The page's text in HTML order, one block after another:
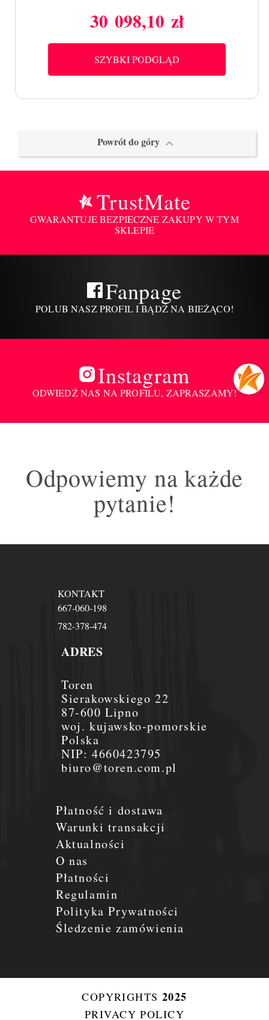
Cena
30 098,10 zł
SZYBKI PODGLĄD
Powrót do góry 
TrustMate
GWARANTUJE BEZPIECZNE ZAKUPY W TYM
SKLEPIE
Fanpage
POLUB NASZ PROFIL I BĄDŹ NA BIEŻĄCO!
Instagram
ODWIEDŹ NAS NA PROFILU, ZAPRASZAMY!
Odpowiemy na każde
pytanie!
Płatność i dostawa
Warunki transakcji
Aktualności
O nas
Płatności
Regulamin
Polityka Prywatności
Śledzenie zamówienia
ADRES
Toren
Sierakowskiego 22
87-600 Lipno
woj. kujawsko-pomorskie
Polska
NIP:4660423795
biuro@toren.com.pl
KONTAKT
667-060-198
782-378-474
COPYRIGHTS 2025
PRIVACY POLICY